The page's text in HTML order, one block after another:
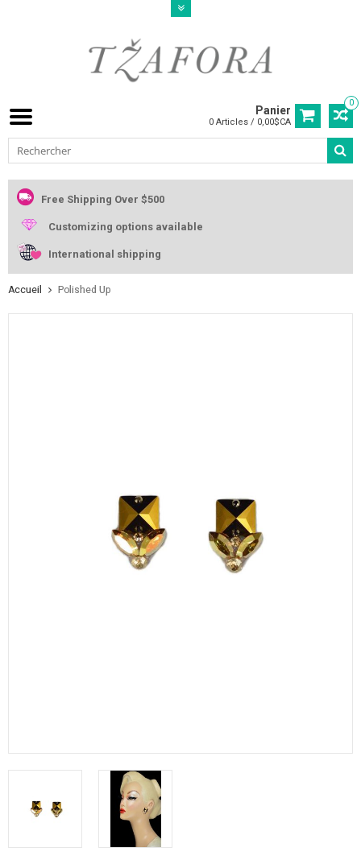
0
Panier
0 Articles / 0,00$CA
Free Shipping Over $500
Customizing options available
International shipping
Accueil Polished Up